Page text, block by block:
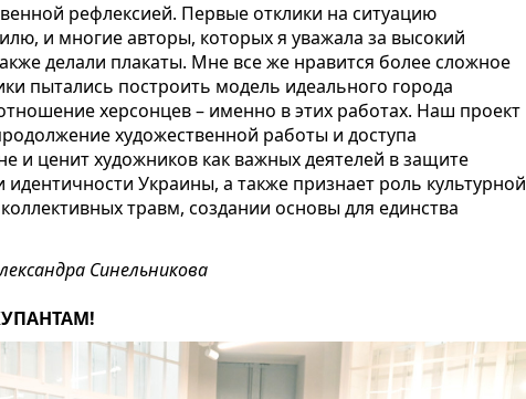
рефлексией. Первые отклики на ситуацию
и многие авторы, которых я уважала за высокий
делали плакаты. Мне все же нравится более сложное
пытались построить модель идеального города
херсонцев – именно в этих работах. Наш проект
художественной работы и доступа
и ценит художников как важных деятелей в защите
идентичности Украины, а также признает роль культурной
травм, создании основы для единства
Синельникова